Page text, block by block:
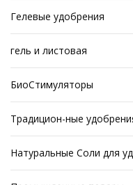
Гелевые удобрения
гель и листовая
БиоСтимуляторы
Традицион-ные
Натуральные Соли для